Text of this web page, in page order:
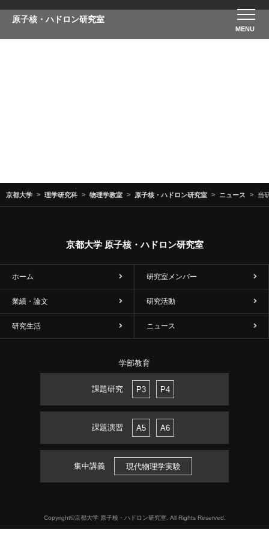
原子核・ハドロン研究室
京都大学 理学研究科 物理学教室 原子核・ハドロン研究室 ニュース 当
京都大学 原子核・ハドロン研究室
ホーム 研究室メンバー
業績・論文 研究活動
研究生活 ニュース
学部教育
課題研究 P3 P4
課題演習 A5 A6
集中講義 現代物理学実験
Copyright©京都大学 原子核・ハドロン研究室. All Rights Reserved.